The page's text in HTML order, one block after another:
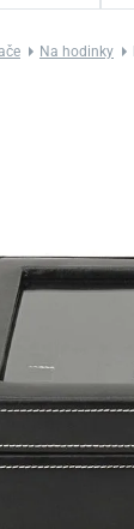
Na hodinky